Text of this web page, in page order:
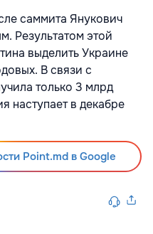
саммита Янукович
Результатом этой
выделить Украине
В связи с
только 3 млрд
наступает в декабре
Point.md в Google